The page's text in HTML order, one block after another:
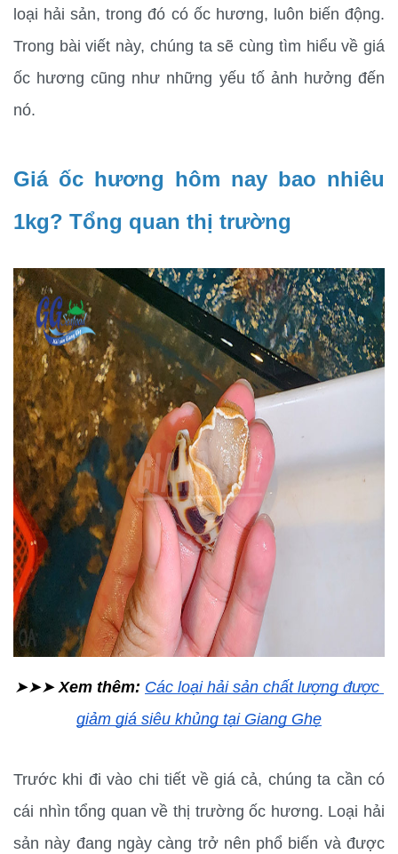
loại hải sản, trong đó có ốc hương, luôn biến động.
Trong bài viết này, chúng ta sẽ cùng tìm hiểu về giá
ốc hương cũng như những yếu tố ảnh hưởng đến
nó.
Giá ốc hương hôm nay bao nhiêu
1kg? Tổng quan thị trường
➤➤➤ Xem thêm: Các loại hải sản chất lượng được
giảm giá siêu khủng tại Giang Ghẹ
Trước khi đi vào chi tiết về giá cả, chúng ta cần có
cái nhìn tổng quan về thị trường ốc hương. Loại hải
sản này đang ngày càng trở nên phổ biến và được